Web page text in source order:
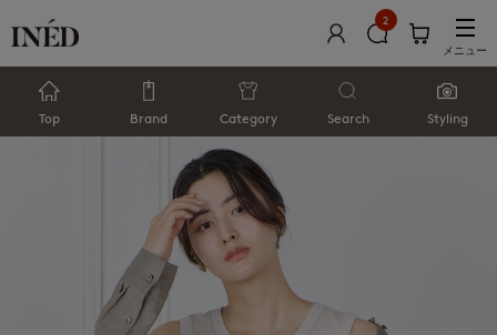
2
メニュー
Top Brand Category Search Styling